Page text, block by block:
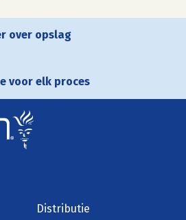
over opslag
voor elk proces
Distributie